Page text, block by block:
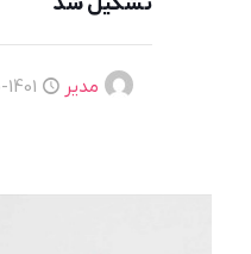
مدیر 1401-10-27